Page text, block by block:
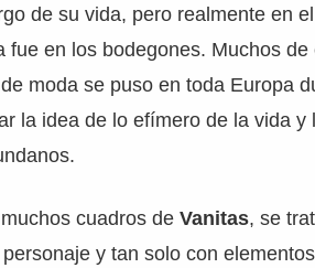
de su vida, pero realmente en
fue en los bodegones. Muchos
moda se puso en toda Europa
la idea de lo efímero de la vida
cuadros deVanitas, se
y tan solo con